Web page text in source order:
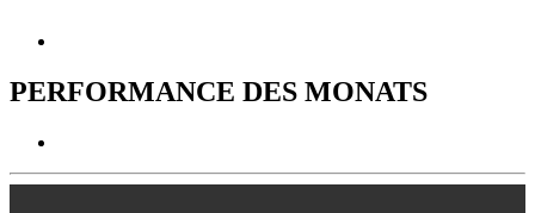
PERFORMANCE DES MONATS